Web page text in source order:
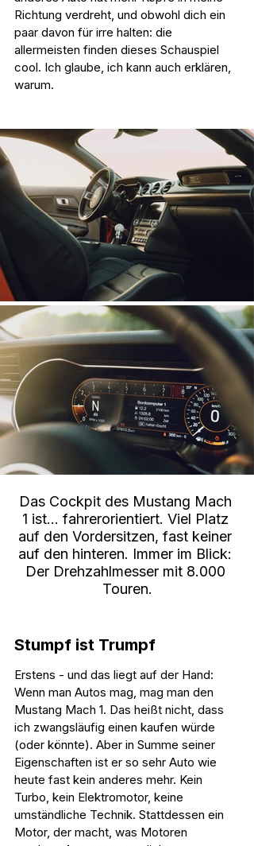
Richtung verdreht, und obwohl dich ein
paar davon für irre halten: die
allermeisten finden dieses Schauspiel
cool. Ich glaube, ich kann auch erklären,
warum.
Das Cockpit des Mustang Mach
1 ist... fahrerorientiert. Viel Platz
auf den Vordersitzen, fast keiner
auf den hinteren. Immer im Blick:
Der Drehzahlmesser mit 8.000
Touren.
Stumpf ist Trumpf
Erstens - und das liegt auf der Hand:
Wenn man Autos mag, mag man den
Mustang Mach 1. Das heißt nicht, dass
ich zwangsläufig einen kaufen würde
(oder könnte). Aber in Summe seiner
Eigenschaften ist er so sehr Auto wie
heute fast kein anderes mehr. Kein
Turbo, kein Elektromotor, keine
umständliche Technik. Stattdessen ein
Motor, der macht, was Motoren